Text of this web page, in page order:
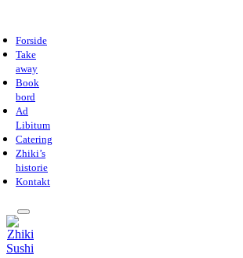
Forside
Take
away
Book
bord
Ad
Libitum
Catering
Zhiki’s
historie
Kontakt